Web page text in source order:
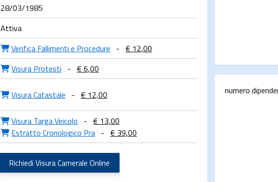
28/03/1985
Attiva
Verifica Fallimenti e Procedure - € 12,00
Visura Protesti - € 6,00
Visura Catastale - € 12,00
Visura Targa Veicolo - € 13,00
Estratto Cronologico Pra - € 39,00
Richiedi Visura Camerale Online
numero